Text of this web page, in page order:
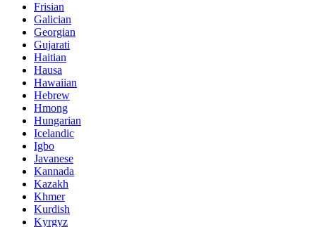
Frisian
Galician
Georgian
Gujarati
Haitian
Hausa
Hawaiian
Hebrew
Hmong
Hungarian
Icelandic
Igbo
Javanese
Kannada
Kazakh
Khmer
Kurdish
Kyrgyz